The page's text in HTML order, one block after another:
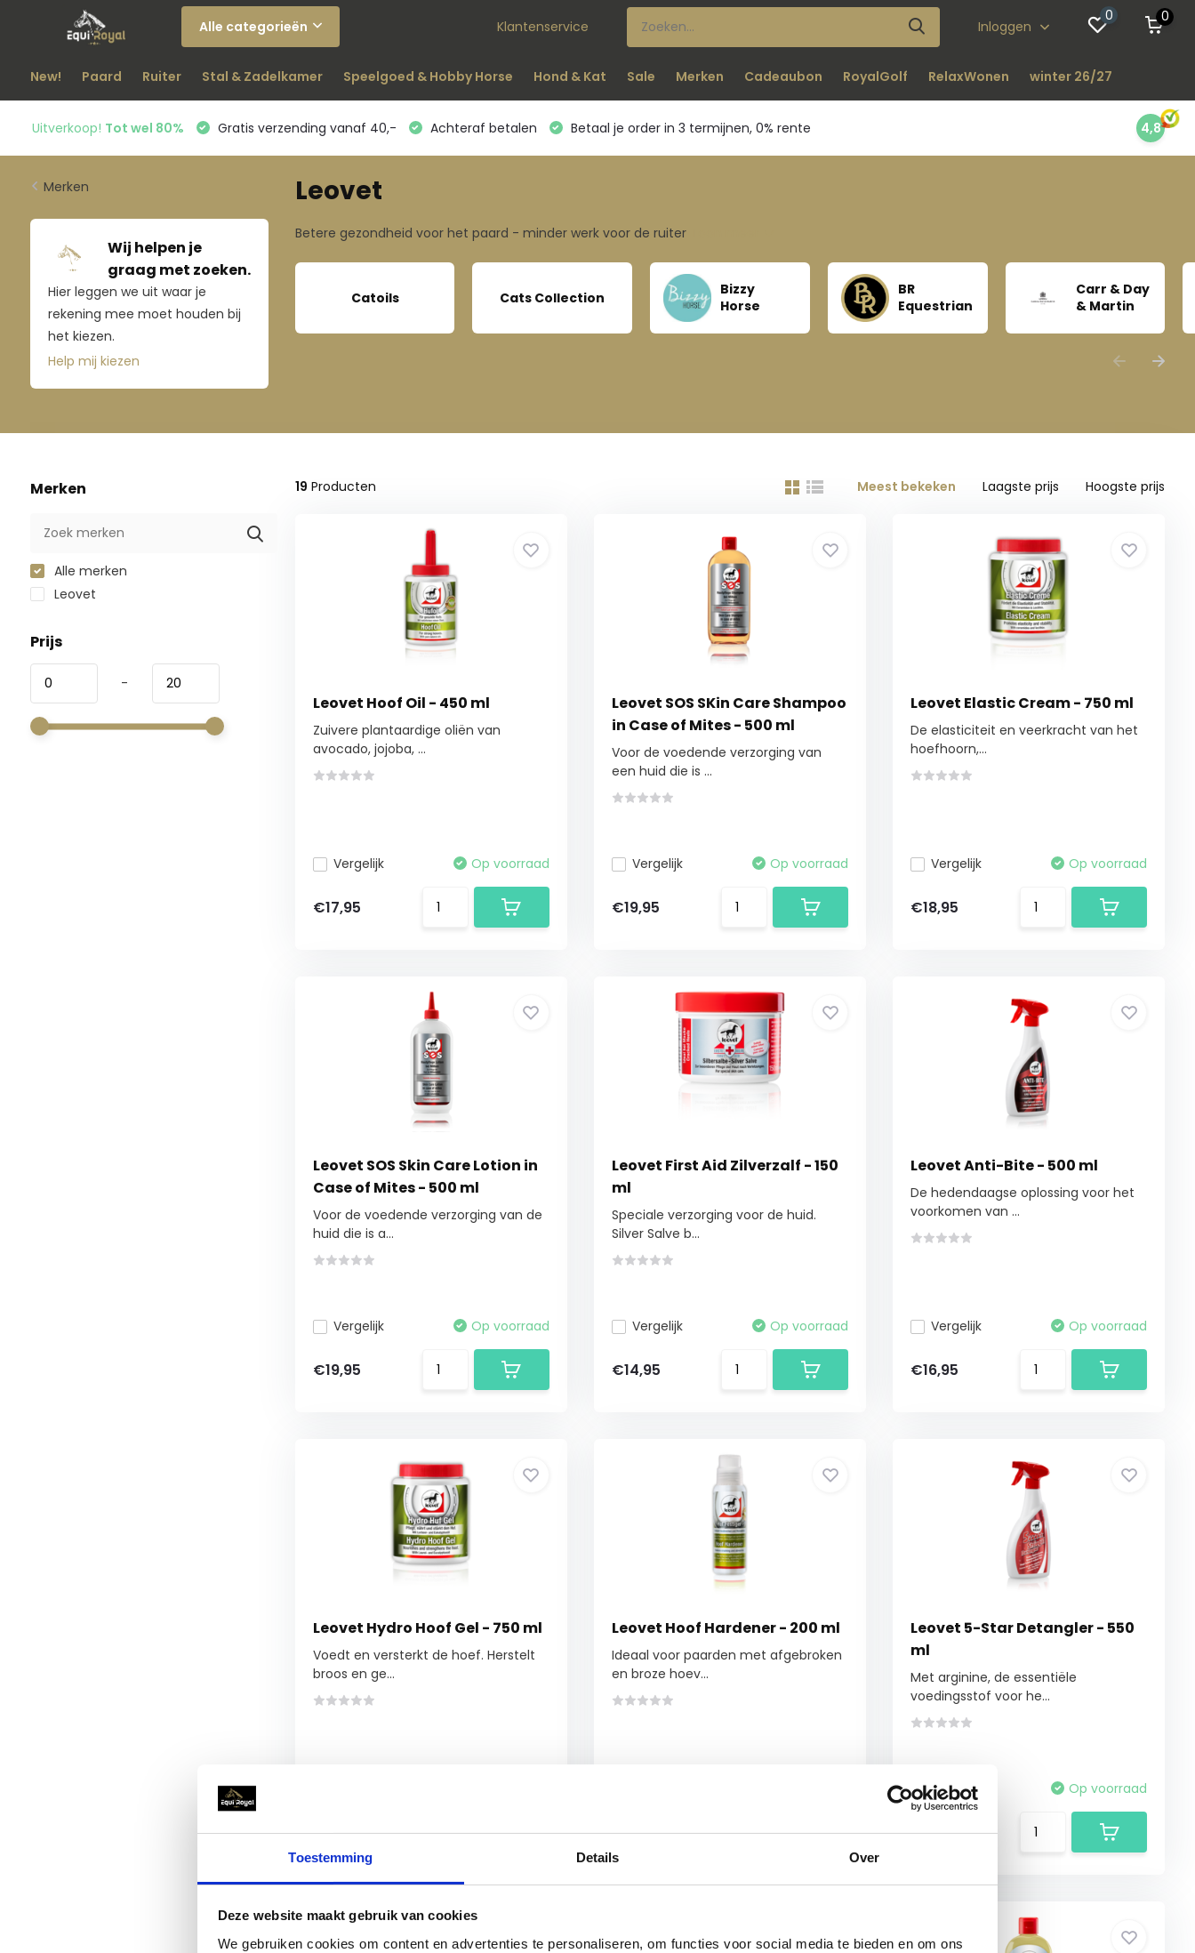
Toestemming Details Over
Deze website maakt gebruik van cookies
We gebruiken cookies om content en advertenties te personaliseren, om functies voor social media te bieden en om ons
Alle categorieën Klantenservice Inloggen
0 0
New! Paard Ruiter Stal & Zadelkamer Speelgoed & Hobby Horse Hond & Kat Sale Merken Cadeaubon RoyalGolf RelaxWonen winter 26/27
Uitverkoop! Tot wel 80% Gratis verzending vanaf 40,- Achteraf betalen Betaal je order in 3 termijnen, 0% rente 4,8
Merken
Wij helpen je
graag met zoeken.
Hier leggen we uit waar je
rekening mee moet houden bij
het kiezen.
Help mij kiezen
Leovet
Betere gezondheid voor het paard - minder werk voor de ruiter
Catoils Cats Collection
Bizzy
Horse
BR
Equestrian
Carr & Day
& Martin
Merken
Alle merken
Leovet
Prijs
-
19 Producten Meest bekeken Laagste prijs Hoogste prijs
Leovet Hoof Oil - 450 ml
Zuivere plantaardige oliën van
avocado, jojoba, ...
Vergelijk Op voorraad
€17,95
Leovet SOS SKin Care Shampoo
in Case of Mites - 500 ml
Voor de voedende verzorging van
een huid die is ...
Vergelijk Op voorraad
€19,95
Leovet Elastic Cream - 750 ml
De elasticiteit en veerkracht van het
hoefhoorn,...
Vergelijk Op voorraad
€18,95
Leovet SOS Skin Care Lotion in
Case of Mites - 500 ml
Voor de voedende verzorging van de
huid die is a...
Vergelijk Op voorraad
€19,95
Leovet First Aid Zilverzalf - 150
ml
Speciale verzorging voor de huid.
Silver Salve b...
Vergelijk Op voorraad
€14,95
Leovet Anti-Bite - 500 ml
De hedendaagse oplossing voor het
voorkomen van ...
Vergelijk Op voorraad
€16,95
Leovet Hydro Hoof Gel - 750 ml
Voedt en versterkt de hoef. Herstelt
broos en ge...
€13,95
Leovet Hoof Hardener - 200 ml
Ideaal voor paarden met afgebroken
en broze hoev...
€15,95
Leovet 5-Star Detangler - 550
ml
Met arginine, de essentiële
voedingsstof voor he...
Vergelijk Op voorraad
€15,95